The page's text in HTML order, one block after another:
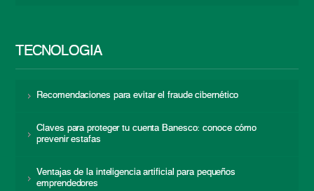
TECNOLOGÍA
Recomendaciones para evitar el fraude cibernético
Claves para proteger tu cuenta Banesco: conoce cómo
prevenir estafas
Ventajas de la inteligencia artificial para pequeños
emprendedores